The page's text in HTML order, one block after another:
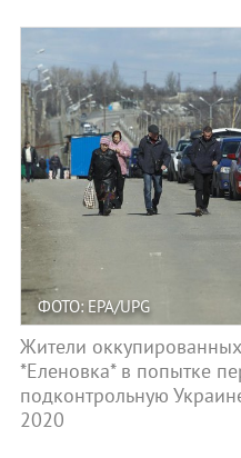
ФОТО: EPA/UPG
Жители
*Еленовка* в попытке
подконтрольную
2020